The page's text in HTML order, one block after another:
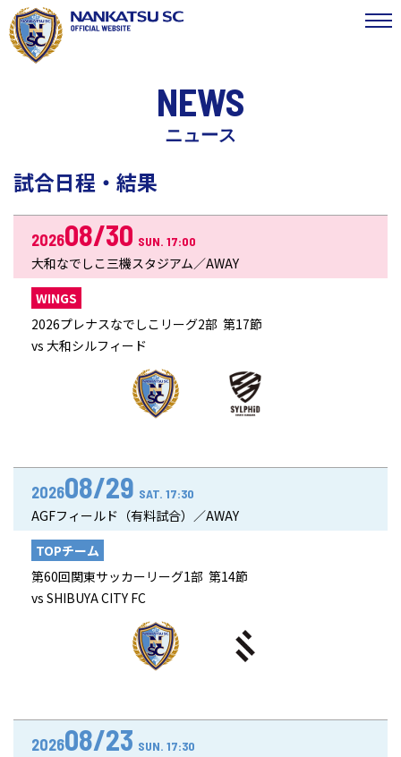
NEWS
ニュース
試合日程・結果
202608/30 SUN. 17:00
大和なでしこ三機スタジアム／AWAY
WINGS
2026プレナスなでしこリーグ2部 第17節
vs 大和シルフィード
202608/29 SAT. 17:30
AGFフィールド（有料試合）／AWAY
TOPチーム
第60回関東サッカーリーグ1部 第14節
vs SHIBUYA CITY FC
202608/23 SUN. 17:30